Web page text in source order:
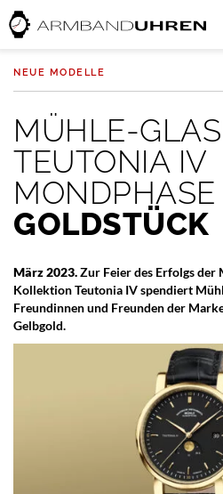
NEUE MODELLE
MÜHLE-
TEUTONIA IV
MONDPHASE
GOLDSTÜCK
März 2023.Zur Feier des Erfolgs der
Kollektion Teutonia IV spendiert
Freundinnen und Freunden der
Gelbgold.